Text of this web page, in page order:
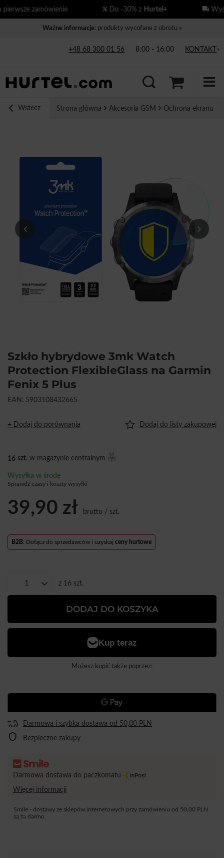
zamówienie Do -30% zHurtel+
Ważne informacje: produkty wycofane z obrotu »
+48 68 300 01 56 8:00 - 16:00 KONTAKT
Wstecz Strona główna Akcesoria GSM Ochrona ekranu
Szkło hybrydowe 3mk Watch
Protection FlexibleGlass na Garmin
Fenix 5 Plus
EAN: 5903108432665
+ Dodaj do porównania Dodaj do listy zakupowej
16 szt. w magazynie centralnym
Wysyłka w środę
Sprawdź czasy i koszty wysyłki
39,90 zł brutto / szt.
B2B: Dołącz do sprzedawców i uzyskaj ceny hurtowe
z 16 szt.
DODAJ DO KOSZYKA
Możesz kupić także poprzez:
Darmowa i szybka dostawa od 50,00 PLN
Bezpieczne zakupy
Darmowa dostawa do paczkomatu
Więcej informacji
Smile - dostawy ze sklepów internetowych przy zamówieniu od 50,00 PLN
są za darmo.